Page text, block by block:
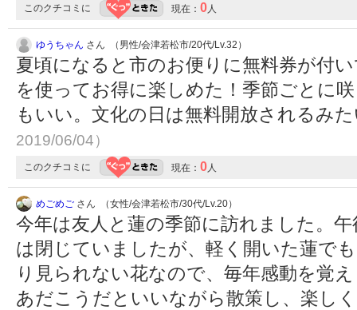
このクチコミに 現在： 0人
ゆうちゃん さん （男性/会津若松市/20代/Lv.32）
夏頃になると市のお便りに無料券が付
を使ってお得に楽しめた！季節ごとに
もいい。文化の日は無料開放されるみ
2019/06/04）
このクチコミに 現在： 0人
めごめご さん （女性/会津若松市/30代/Lv.20）
今年は友人と蓮の季節に訪れました。
は閉じていましたが、軽く開いた蓮で
り見られない花なので、毎年感動を覚
あだこうだといいながら散策し、楽し